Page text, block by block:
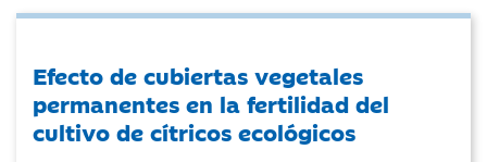
Efecto de cubiertas vegetales
permanentes en la fertilidad del
cultivo de cítricos ecológicos